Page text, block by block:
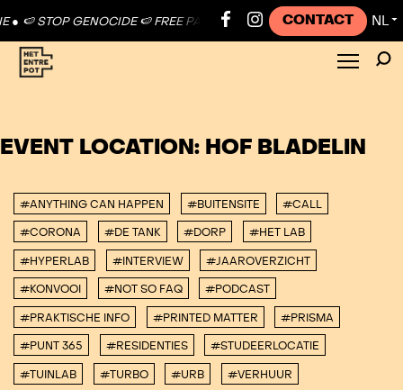
🍉 STOP GENOCIDE 🍉 FREE PALESTINE ● 🍉 STOP GENOCIDE 🍉
CONTACT NL ▼
EVENT LOCATION: HOF BLADELIN
#ANYTHING CAN HAPPEN #BUITENSITE #CALL
#CORONA #DE TANK #DORP #HET LAB
#HYPERLAB #INTERVIEW #JAAROVERZICHT
#KONVOOI #NOT SO FAQ #PODCAST
#PRAKTISCHE INFO #PRINTED MATTER #PRISMA
#PUNT 365 #RESIDENTIES #STUDEERLOCATIE
#TUINLAB #TURBO #URB #VERHUUR